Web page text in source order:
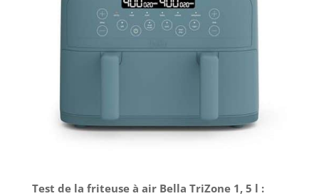
Test de la friteuse à air Bella TriZone 1, 5 l :